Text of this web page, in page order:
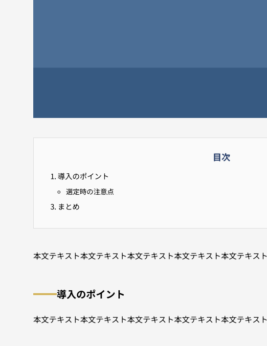
目次
導入のポイント
選定時の注意点
まとめ
本文テキスト本文テキスト本文テキスト本文テキスト本文テキス
導入のポイント
本文テキスト本文テキスト本文テキスト本文テキスト本文テキスト